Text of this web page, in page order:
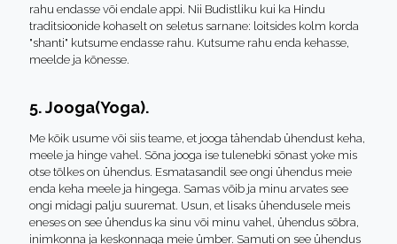
rahu endasse või endale appi. Nii Budistliku kui ka Hindu
traditsioonide kohaselt on seletus sarnane: loitsides kolm korda
"shanti" kutsume endasse rahu. Kutsume rahu enda kehasse,
meelde ja kõnesse.
5. Jooga(Yoga).
Me kõik usume või siis teame, et jooga tähendab ühendust keha,
meele ja hinge vahel. Sõna jooga ise tulenebki sõnast yoke mis
otse tõlkes on ühendus. Esmatasandil see ongi ühendus meie
enda keha meele ja hingega. Samas võib ja minu arvates see
ongi midagi palju suuremat. Usun, et lisaks ühendusele meis
eneses on see ühendus ka sinu või minu vahel, ühendus sõbra,
inimkonna ja keskonnaga meie ümber. Samuti on see ühendus